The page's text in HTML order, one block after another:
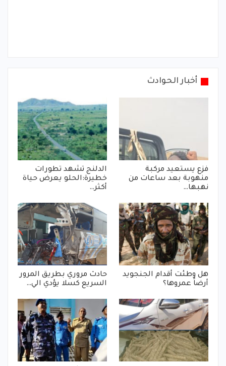
أخبار الحوادث
فزع يستعيد مركبة
منهوبة بعد ساعات من
نهبها…
الدلنج تشهد تطورات
خطيرة:الحلو يعرض حياة
أكثر…
هل وطئت أقدام الجنجويد
أرضاً عمروها؟
حادث مروري بطريق المرور
السريع كسلا يؤدي الي…